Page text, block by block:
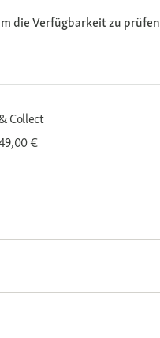
die Verfügbarkeit zu prüfen
Collect
€